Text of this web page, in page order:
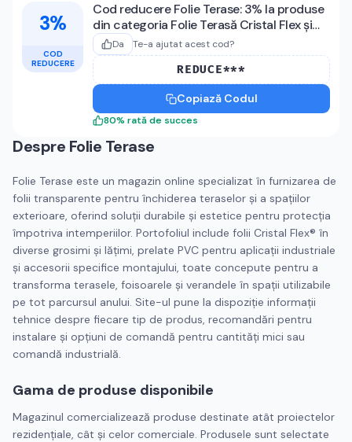
3%
COD
REDUCERE
Cod reducere Folie Terase: 3% la produse
din categoria Folie Terasă Cristal Flex și
Prelată CoverPlan
Da Te-a ajutat acest cod?
REDUCE***
Copiază Codul
80% rată de succes
Despre Folie Terase
Folie Terase este un magazin online specializat în furnizarea de
folii transparente pentru închiderea teraselor și a spațiilor
exterioare, oferind soluții durabile și estetice pentru protecția
împotriva intemperiilor. Portofoliul include folii Cristal Flex® în
diverse grosimi și lățimi, prelate PVC pentru aplicații industriale
și accesorii specifice montajului, toate concepute pentru a
transforma terasele, foisoarele și verandele în spații utilizabile
pe tot parcursul anului. Site-ul pune la dispoziție informații
tehnice despre fiecare tip de produs, recomandări pentru
instalare și opțiuni de comandă pentru cantități mici sau
comandă industrială.
Gama de produse disponibile
Magazinul comercializează produse destinate atât proiectelor
rezidențiale, cât și celor comerciale. Produsele sunt selectate